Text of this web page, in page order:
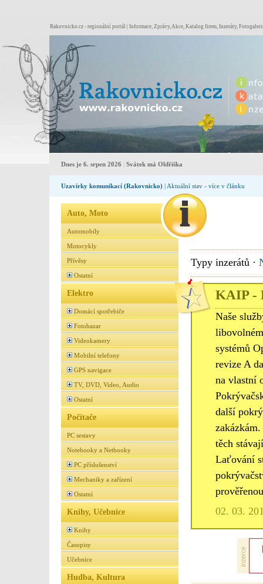
Rakovnicko.cz - regionální portál | Informace, Zprávy, Akce, Katalog firem, Inzeráty,
Dnes je 6. srpen 2026 Svátek má Oldřiška
Uzavírky komunikací (Rakovnicko) | Aktuální stav - více v článku
Auto, Moto
Automobily
Motocykly
Přívěsy
Ostatní
Elektro
Domácí spotřebiče
Fotobazar
Videokamery
Mobilní telefony
GPS navigace
TV, DVD, Video, Audio
Ostatní
Počítače
PC sestavy
Notebooky a Netbooky
PC příslušenství
Mechaniky a zařízení
Ostatní
Knihy, Učebnice
Knihy
Časopisy
Učebnice
Hudba, Kultura
Typy inzerátů ·
KAIP -
Naše
systémů
revize A
na vlastní
další
těch
Laťování
02. 03.